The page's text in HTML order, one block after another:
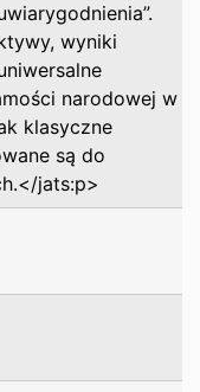
wyniki
narodowej w
klasyczne
są do
jats:p>